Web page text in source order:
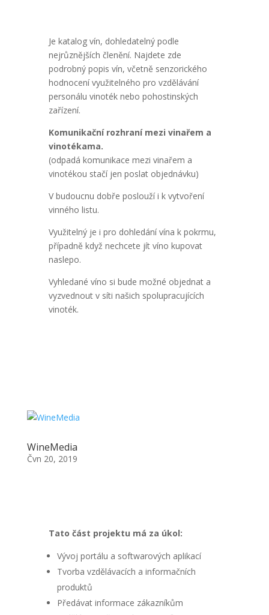
Je katalog vín, dohledatelný podle
nejrůznějších členění. Najdete zde
podrobný popis vín, včetně senzorického
hodnocení využitelného pro vzdělávání
personálu vinoték nebo pohostinských
zařízení.
Komunikační rozhraní mezi vinařem a
vinotékama.
(odpadá komunikace mezi vinařem a
vinotékou stačí jen poslat objednávku)
V budoucnu dobře poslouží i k vytvoření
vinného listu.
Využitelný je i pro dohledání vína k pokrmu,
případně když nechcete jít víno kupovat
naslepo.
Vyhledané víno si bude možné objednat a
vyzvednout v síti našich spolupracujících
vinoték.
WineMedia
Čvn 20, 2019
Tato část projektu má za úkol:
Vývoj portálu a softwarových aplikací
Tvorba vzdělávacích a informačních
produktů
Předávat informace zákazníkům